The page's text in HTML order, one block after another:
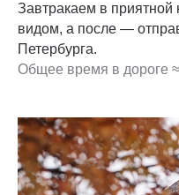
Завтракаем в
видом, а после —
Петербурга.
Общее время в дороге